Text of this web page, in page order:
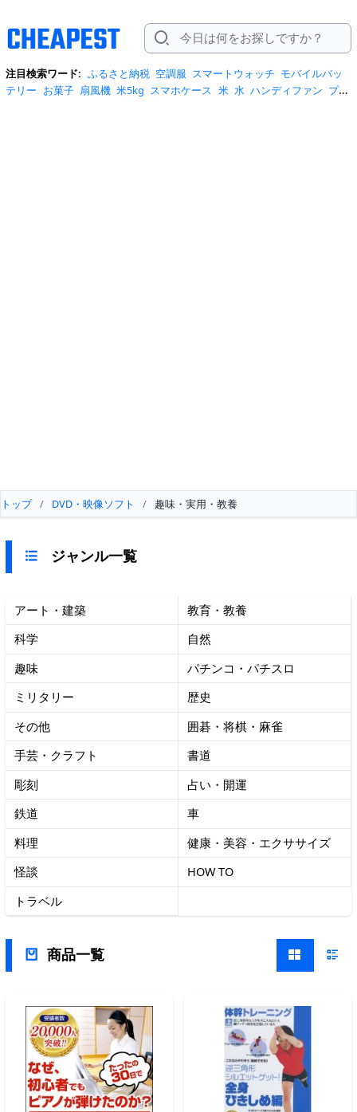
注目検索ワード: ふるさと納税 空調服 スマートウォッチ モバイルバッ
テリー お菓子 扇風機 米5kg スマホケース 米 水 ハンディファン プロ
トップ / DVD・映像ソフト / 趣味・実用・教養
ジャンル一覧
アート・建築
教育・教養
科学
自然
趣味
パチンコ・パチスロ
ミリタリー
歴史
その他
囲碁・将棋・麻雀
手芸・クラフト
書道
彫刻
占い・開運
鉄道
車
料理
健康・美容・エクササイズ
怪談
HOW TO
トラベル
商品一覧